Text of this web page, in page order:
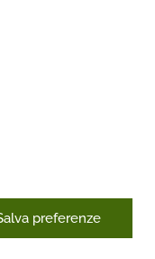
preferenze